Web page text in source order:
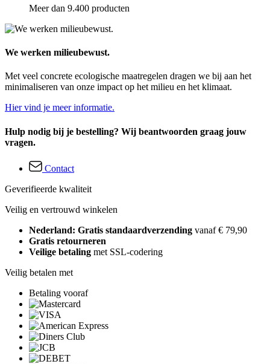
Meer dan 9.400 producten
We werken milieubewust.
Met veel concrete ecologische maatregelen dragen we bij aan het
minimaliseren van onze impact op het milieu en het klimaat.
Hier vind je meer informatie.
Hulp nodig bij je bestelling? Wij beantwoorden graag jouw
vragen.
Contact
Geverifieerde kwaliteit
Veilig en vertrouwd winkelen
Nederland: Gratis standaardverzending vanaf € 79,90
Gratis retourneren
Veilige betaling met SSL-codering
Veilig betalen met
Betaling vooraf